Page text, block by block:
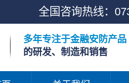
全国咨询热线：
多年专注于金融安防产品
的研发、制造和销售